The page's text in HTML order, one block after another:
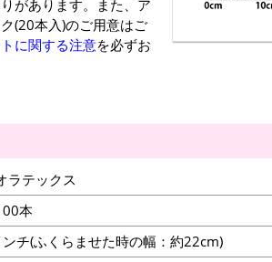
があります。また、ア
(20本入)のご用意はご
に関する注意を必ずお
ラテックス
本
チ(ふくらませた時の幅：約22cm)